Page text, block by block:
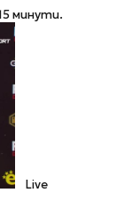
минути.
Live